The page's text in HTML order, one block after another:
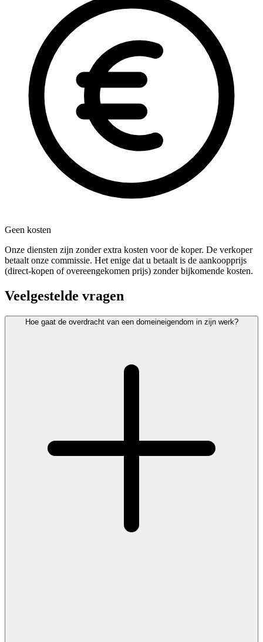
Geen kosten
Onze diensten zijn zonder extra kosten voor de koper. De verkoper
betaalt onze commissie. Het enige dat u betaalt is de aankoopprijs
(direct-kopen of overeengekomen prijs) zonder bijkomende kosten.
Veelgestelde vragen
Hoe gaat de overdracht van een domeineigendom in zijn werk?